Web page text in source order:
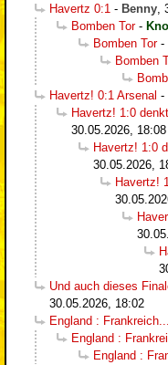
Havertz 0:1 - Benny,
Bomben Tor-
Bomben Tor-
Bomben
Havertz! 0:1 Arsenal -
Havertz! 1:0
30.05.2026, 18:08
Havertz! 1:0
30.05.2026,
Havertz!
Und auch dieses
30.05.2026, 18:02
England : Frankreich...
England :
England :